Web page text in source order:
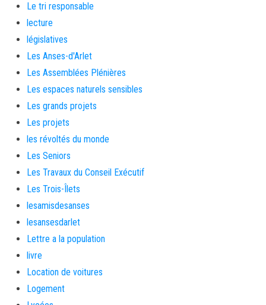
Le tri responsable
lecture
législatives
Les Anses-d'Arlet
Les Assemblées Plénières
Les espaces naturels sensibles
Les grands projets
Les projets
les révoltés du monde
Les Seniors
Les Travaux du Conseil Exécutif
Les Trois-Îlets
lesamisdesanses
lesansesdarlet
Lettre a la population
livre
Location de voitures
Logement